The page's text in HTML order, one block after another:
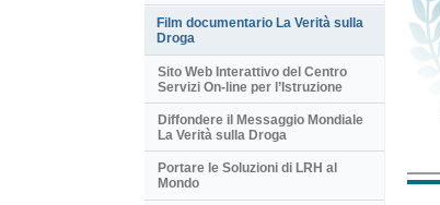
Film documentario La Verità sulla
Droga
Sito Web Interattivo del Centro
Servizi On-line per l’Istruzione
Diffondere il Messaggio Mondiale
La Verità sulla Droga
Portare le Soluzioni di LRH al
Mondo